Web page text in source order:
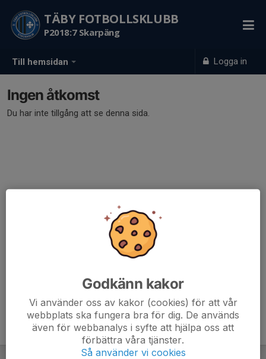
Till hemsidan Logga in
TÄBY FOTBOLLSKLUBB
P2018:7 Skarpäng
Ingen åtkomst
Du har inte tillgång att se denna sida.
Godkänn kakor
Vi använder oss av kakor (cookies) för att vår
webbplats ska fungera bra för dig. De används
även för webbanalys i syfte att hjälpa oss att
förbättra våra tjänster.
Så använder vi cookies